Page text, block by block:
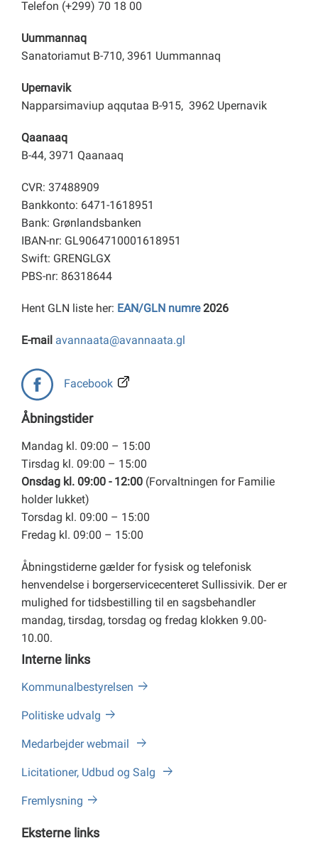
Telefon (+299) 70 18 00
Uummannaq
Sanatoriamut B-710, 3961 Uummannaq
Upernavik
Napparsimaviup aqqutaa B-915, 3962 Upernavik
Qaanaaq
B-44, 3971 Qaanaaq
CVR: 37488909
Bankkonto: 6471-1618951
Bank: Grønlandsbanken
IBAN-nr: GL9064710001618951
Swift: GRENGLGX
PBS-nr: 86318644
Hent GLN liste her: EAN/GLN numre2026
E-mail avannaata@avannaata.gl
Facebook
Åbningstider
Mandag kl. 09:00 – 15:00
Tirsdag kl. 09:00 – 15:00
Onsdag kl. 09:00 - 12:00 (Forvaltningen for Familie
holder lukket)
Torsdag kl. 09:00 – 15:00
Fredag kl. 09:00 – 15:00
Åbningstiderne gælder for fysisk og telefonisk
henvendelse i borgerservicecenteret Sullissivik. Der er
mulighed for tidsbestilling til en sagsbehandler
mandag, tirsdag, torsdag og fredag klokken 9.00-
10.00.
Interne links
Kommunalbestyrelsen
Politiske udvalg
Medarbejder webmail
Licitationer, Udbud og Salg
Fremlysning
Eksterne links